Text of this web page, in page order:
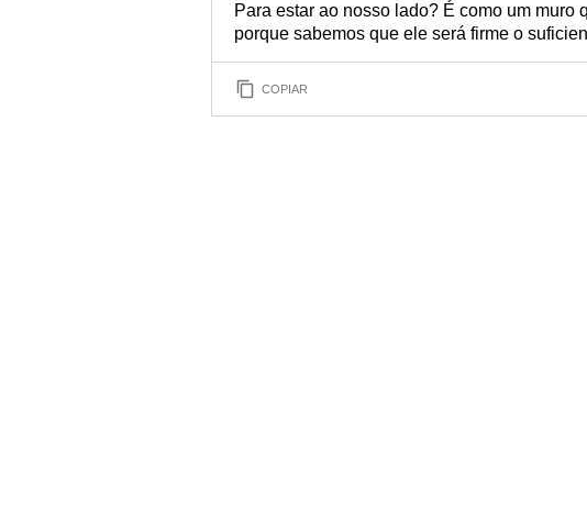
Para estar ao nosso lado? É como um muro
porque sabemos que ele será firme o
COPIAR